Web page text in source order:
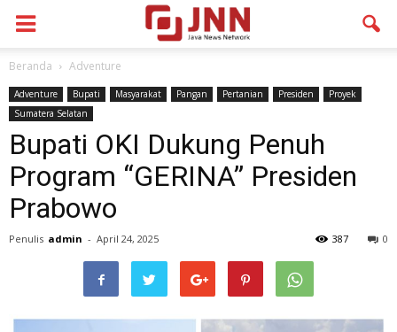
Beranda Adventure
Adventure Bupati Masyarakat Pangan Pertanian Presiden
Proyek
Sumatera Selatan
Bupati OKI Dukung Penuh
Program “GERINA” Presiden
Prabowo
Penulis admin - April 24, 2025 0
387